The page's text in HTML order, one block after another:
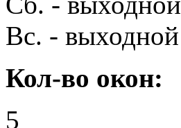
Вс. - выходной
Кол-во окон:
5